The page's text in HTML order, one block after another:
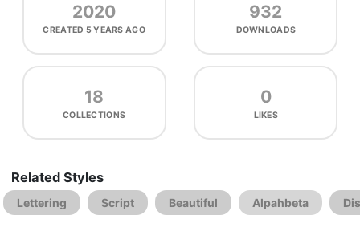
2020
CREATED 5 YEARS AGO
932
DOWNLOADS
18
COLLECTIONS
0
LIKES
Related Styles
Lettering Script Beautiful Alpahbeta